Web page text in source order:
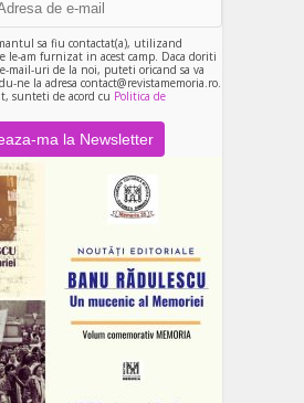
sa fiu contactat(a), utilizand
le-am furnizat in acest camp. Daca doriti
mail-uri de la noi, puteti oricand sa va
ne la adresa contact@revistamemoria.ro.
sunteti de acord cu Politica de